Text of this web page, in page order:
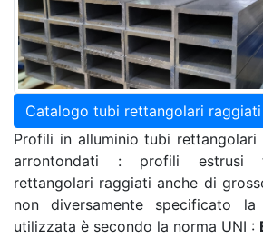
Catalogo tubi rettangolari raggiati
Profili in alluminio tubi
arrontondati : profili estrusi
rettangolari raggiati anche di
non diversamente specificato
utilizzata è secondo la norma UNI :